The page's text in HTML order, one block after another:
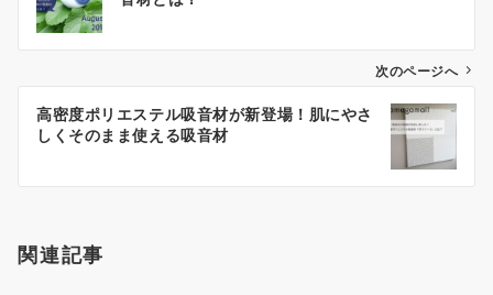
ー
次のページへ
高密度ポリエステル吸音材が新登場！肌にやさ
しくそのまま使える吸音材
関連記事